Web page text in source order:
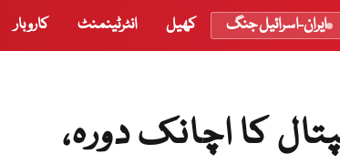
ایران-اسرائیل جنگ کھیل انٹرٹینمنٹ کاروبار
کا اچانک دورہ،